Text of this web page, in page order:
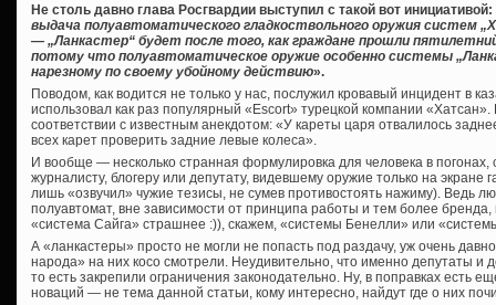
Не столь давно глава Росгвардии выступил с такой вот инициативой:
выдача полуавтоматического гладкоствольного оружия систем
— „Ланкастер“ будет после того, как граждане прошли
потому что полуавтоматическое оружие особенно системы
нарезному по своему убойному действию».
Поводом, как водится не только у нас, послужил кровавый инцидент в
использовал как раз популярный «Escort» турецкой компании «Хатсан».
соответствии с известным анекдотом: «У кареты царя отвалилось
всех карет проверить задние левые колеса».
И вообще — несколько странная формулировка для человека в
журналисту, блогеру или депутату, видевшему оружие только на экране
лишь «озвучил» чужие тезисы, не сумев противостоять нажиму). Ведь
полуавтомат, вне зависимости от принципа работы и тем более
«система Сайга» страшнее :)), скажем, «системы Бенелли» или
А «ланкастеры» просто не могли не попасть под раздачу, уж очень
народа» на них косо смотрели. Неудивительно, что именно депутаты и
то есть закрепили ограничения законодательно. Ну, в поправках есть
новаций — не тема данной статьи, кому интересно, найдут где о них